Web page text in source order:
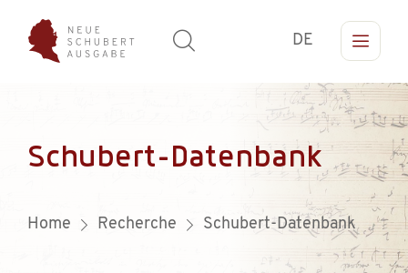
DE
Schubert-Datenbank
Home Recherche Schubert-Datenbank